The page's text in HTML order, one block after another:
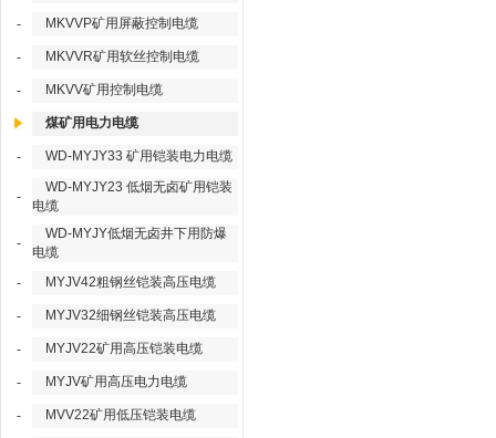
- MKVVP矿用屏蔽控制电缆
- MKVVR矿用软丝控制电缆
- MKVV矿用控制电缆
煤矿用电力电缆
- WD-MYJY33 矿用铠装电力电缆
-
WD-MYJY23 低烟无卤矿用铠装
电缆
-
WD-MYJY低烟无卤井下用防爆
电缆
-
MYJV42粗钢丝铠装高压电缆
- MYJV32细钢丝铠装高压电缆
- MYJV22矿用高压铠装电缆
- MYJV矿用高压电力电缆
- MVV22矿用低压铠装电缆